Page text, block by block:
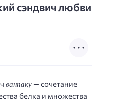
сэндвич любви
ванпаку — сочетание
белка и множества